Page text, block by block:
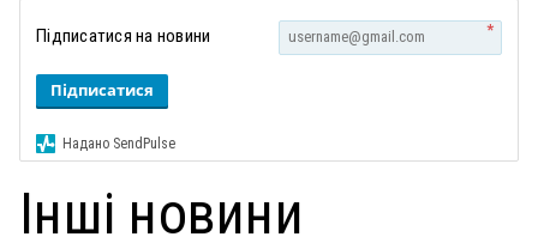
Підписатися на новини *
Підписатися
Надано SendPulse
Інші новини